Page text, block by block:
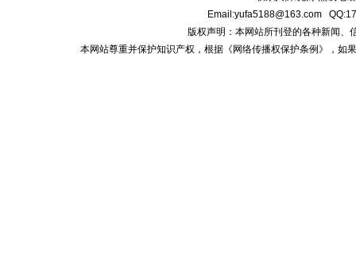
Email:yufa5188@163.com
版权声明：本网站所刊登的各种新闻、
本网站尊重并保护知识产权，根据《网络传播权保护条例》，如